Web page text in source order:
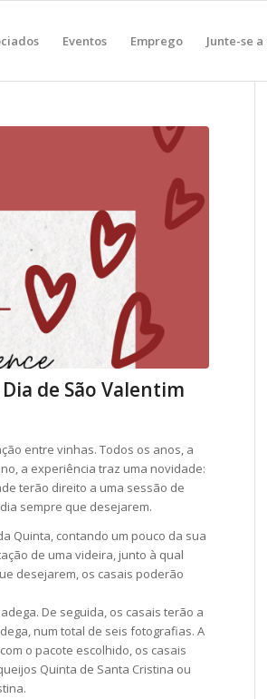
Eventos Emprego Junte-se a
de São Valentim
entre vinhas. Todos os anos, a
a experiência traz uma novidade:
terão direito a uma sessão de
sempre que desejarem.
Quinta, contando um pouco da sua
de uma videira, junto à qual
desejarem, os casais poderão
De seguida, os casais terão a
num total de seis fotografias. A
o pacote escolhido, os casais
Quinta de Santa Cristina ou